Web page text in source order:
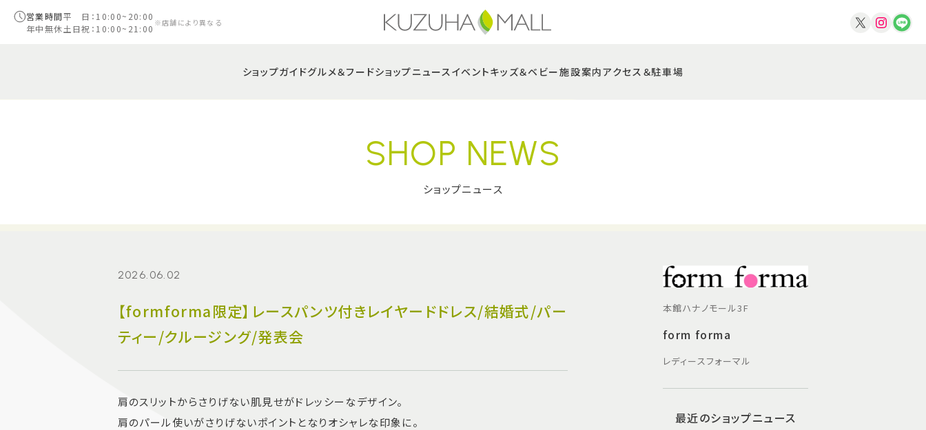
営業時間平 日：10:00~20:00
年中無休土日祝：10:00~21:00 ※店舗により異なる
ショップガイドグルメ＆フードショップニュース イベントキッズ＆ベビー施設案内アクセス＆駐車場
SHOP NEWS
ショップニュース
本館ハナノモール3F
form forma
レディースフォーマル
2026.06.02
【formforma限定】レースパンツ付きレイヤードドレス/結婚式/パー
ティー/クルージング/発表会
肩のスリットからさりげない肌見せがドレッシーなデザイン。
肩のパール使いがさりげないポイントとなりオシャレな印象に。
最近のショップニュース